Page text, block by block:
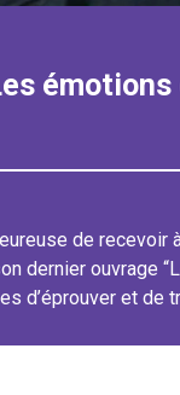
de recevoir
dernier ouvrage
d’éprouver et de